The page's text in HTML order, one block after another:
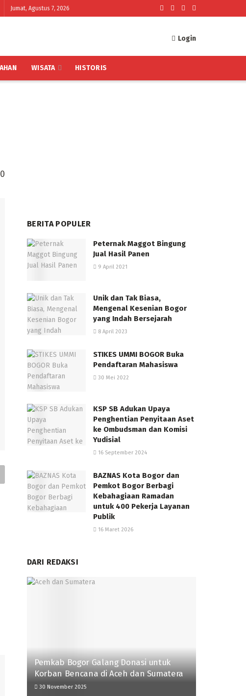
Jumat, Agustus 7, 2026
Login
WISATA HISTORIS
0
BERITA POPULER
Peternak Maggot Bingung
Jual Hasil Panen
9 April 2021
Unik dan Tak Biasa,
Mengenal Kesenian Bogor
yang Indah Bersejarah
8 April 2023
STIKES UMMI BOGOR Buka
Pendaftaran Mahasiswa
30 Mei 2022
KSP SB Adukan Upaya
Penghentian Penyitaan Aset
ke Ombudsman dan Komisi
Yudisial
16 September 2024
BAZNAS Kota Bogor dan
Pemkot Bogor Berbagi
Kebahagiaan Ramadan
untuk 400 Pekerja Layanan
Publik
16 Maret 2026
DARI REDAKSI
Pemkab Bogor Galang Donasi untuk
Korban Bencana di Aceh dan Sumatera
30 November 2025